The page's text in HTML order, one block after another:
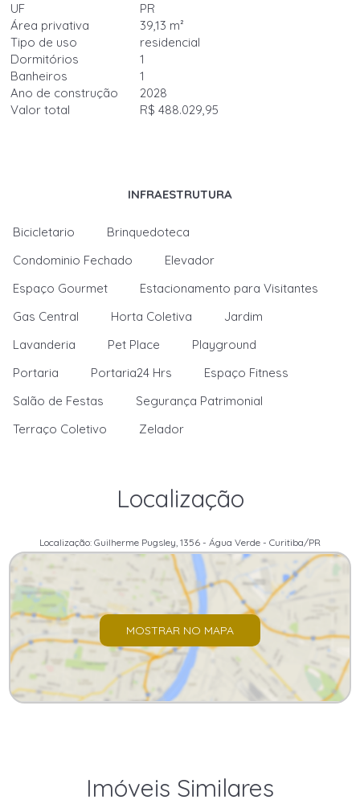
UF
PR
Área privativa
39,13 m²
Tipo de uso
residencial
Dormitórios
1
Banheiros
1
Ano de construção
2028
Valor total
R$ 488.029,95
INFRAESTRUTURA
Bicicletario
Brinquedoteca
Condominio Fechado
Elevador
Espaço Gourmet
Estacionamento para Visitantes
Gas Central
Horta Coletiva
Jardim
Lavanderia
Pet Place
Playground
Portaria
Portaria24 Hrs
Espaço Fitness
Salão de Festas
Segurança Patrimonial
Terraço Coletivo
Zelador
Localização
Localização: Guilherme Pugsley, 1356 - Água Verde - Curitiba/PR
MOSTRAR NO MAPA
Imóveis Similares